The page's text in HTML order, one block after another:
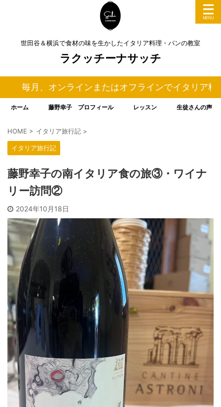
世田谷＆横浜で食材の味を生かしたイタリア料理・パンの教室
ラクッチーナサッチ
ンラインまたはオフラインでイタリア料理＆パンの料
ホーム 藤野幸子 プロフィール レッスン 生徒さんの声
HOME > イタリア旅行記 >
イタリア旅行記
藤野幸子の南イタリア食の旅③・ワイナ
リー訪問②
2024年10月18日